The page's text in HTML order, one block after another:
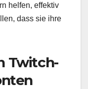
helfen, effektiv
dass sie ihre
Twitch-